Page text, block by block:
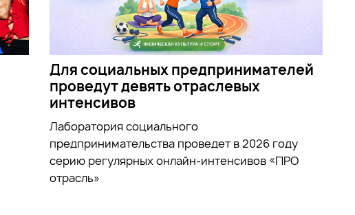
Для социальных предпринимателей
проведут девять отраслевых
интенсивов
Лаборатория социального
предпринимательства проведет в 2026 году
серию регулярных онлайн-интенсивов «ПРО
отрасль»